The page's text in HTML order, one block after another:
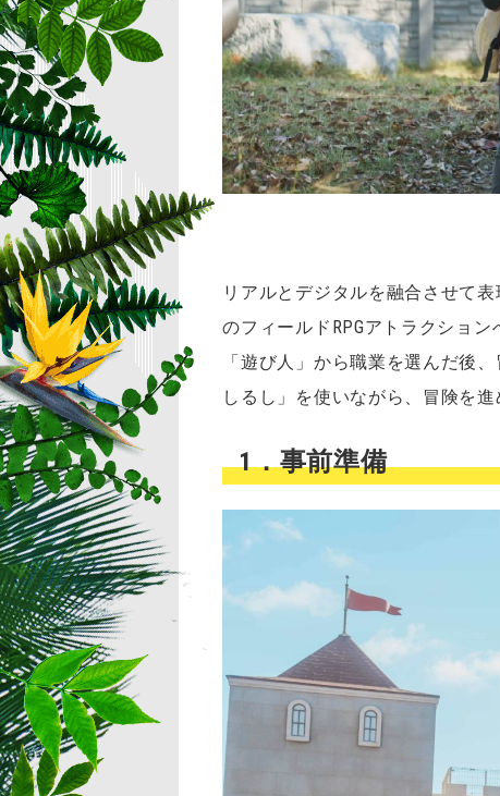
リアルとデジタルを融合させて
のフィールドRPGアトラクション
「遊び人」から職業を選んだ後
しるし」を使いながら、冒険を進
1．事前準備